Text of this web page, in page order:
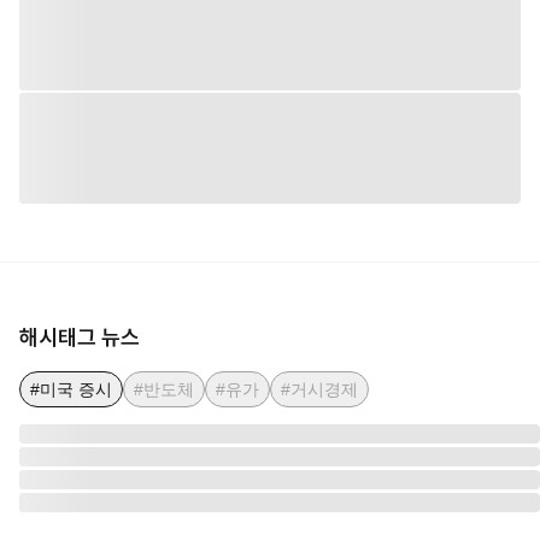
해시태그 뉴스
#미국 증시 #반도체 #유가 #거시경제